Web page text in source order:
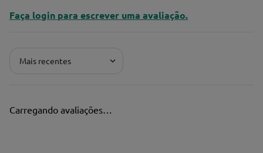
Faça login para escrever uma avaliação.
Mais recentes
Carregando avaliações…